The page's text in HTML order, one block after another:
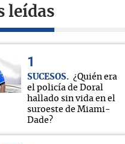
leídas
SUCESOS
¿Quién era
el policía de Doral
hallado sin vida en el
suroeste de Miami-
Dade?